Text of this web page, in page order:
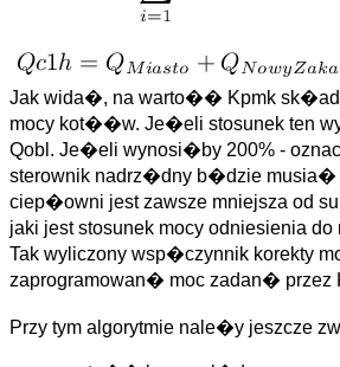
Jak wida�, na warto�� Kpmk
mocy kot��w. Je�eli stosunek ten
Qobl. Je�eli wynosi�by 200% -
sterownik nadrz�dny b�dzie
ciep�owni jest zawsze mniejsza od
jaki jest stosunek mocy odniesienia
Tak wyliczony wsp�czynnik korekty
zaprogramowan� moc zadan� przez
Przy tym algorytmie nale�y jeszcze